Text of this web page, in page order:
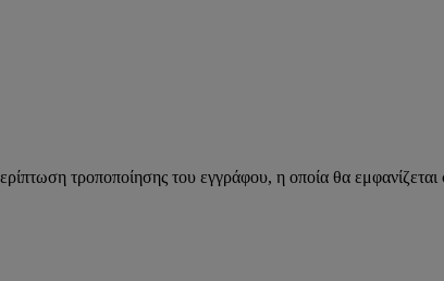
τροποποίησης του εγγράφου, η οποία θα